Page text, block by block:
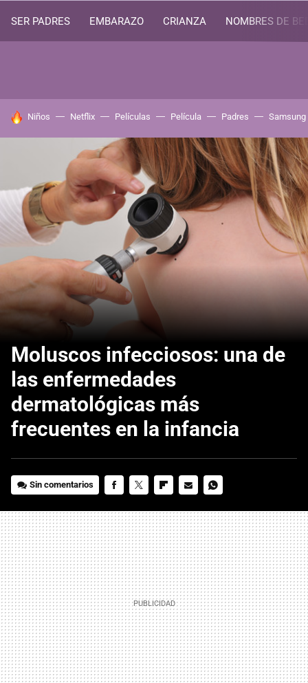
SER PADRES EMBARAZO CRIANZA NOMBRES DE
HOY SE HABLA DE
Niños Netflix Películas Película Padres Samsung
Moluscos infecciosos: una de
las enfermedades
dermatológicas más
frecuentes en la infancia
Sin comentarios
MAIL